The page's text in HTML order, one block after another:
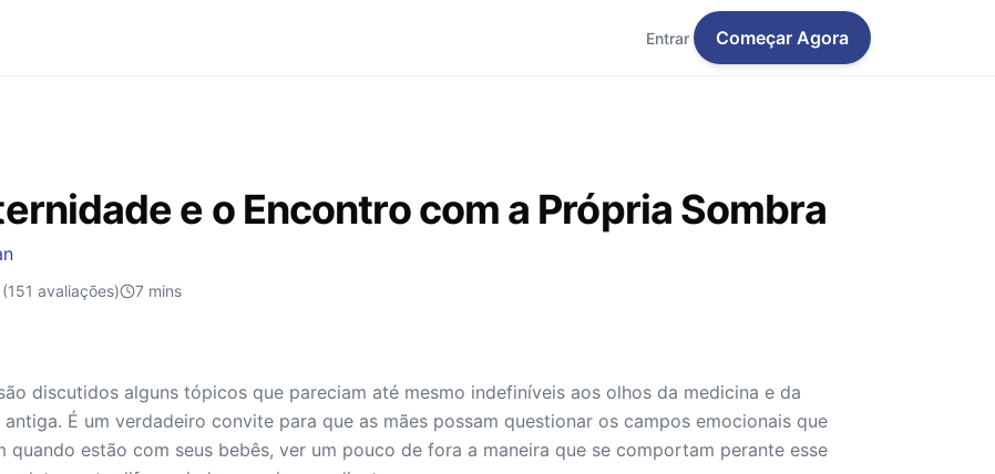
Entrar Começar Agora
e o Encontro com a Própria Sombra
(151 avaliações) 7 mins
discutidos alguns tópicos que pareciam até mesmo indefiníveis aos olhos da medicina e da
É um verdadeiro convite para que as mães possam questionar os campos emocionais que
quando estão com seus bebês, ver um pouco de fora a maneira que se comportam perante esse